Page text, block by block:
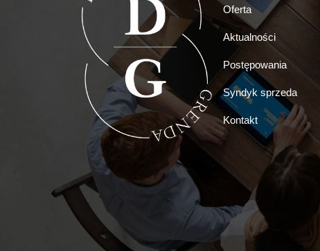
Oferta
Aktualności
Postępowania
Syndyk sprzeda
Kontakt